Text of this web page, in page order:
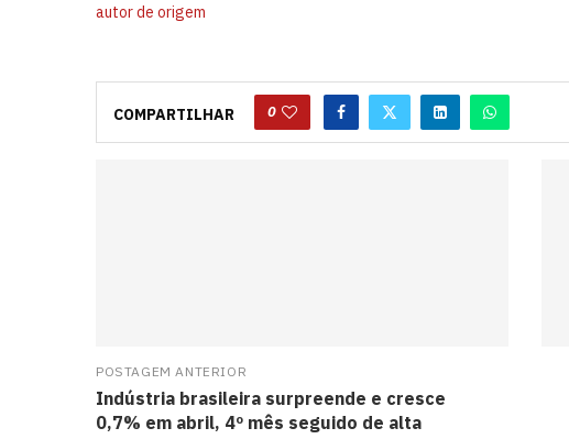
autor de origem
COMPARTILHAR 0
POSTAGEM ANTERIOR
Indústria brasileira surpreende e cresce
0,7% em abril, 4º mês seguido de alta